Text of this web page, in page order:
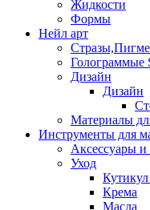
Жидкости
Формы
Нейл арт
Голограммые
Дизайн
Дизайн
Материалы
Инструменты для
Аксессуары
Уход
Крема
Масла